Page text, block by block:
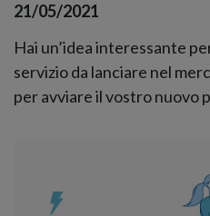
21/05/2021
Hai un’idea interessante
servizio da lanciare nel
per avviare il vostro nuovo